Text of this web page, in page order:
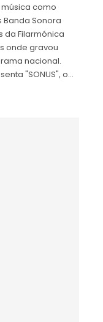
como
Sonora
da Filarmónica
onde gravou
nacional.
"SONUS", o…